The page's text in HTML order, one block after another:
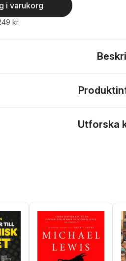
i varukorg
kr.
Utforska